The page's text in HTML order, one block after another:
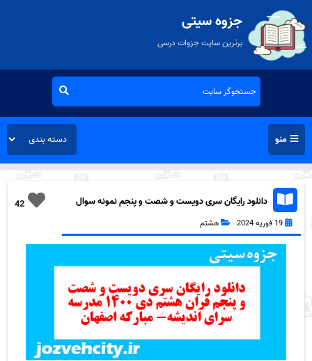
جزوه سیتی
برترین سایت جزوات درسی
منو
42
دانلود رایگان سری دویست و شصت و پنجم نمونه سوال
قرآن هشتم به همراه pdf
19 فوریه 2024 هشتم